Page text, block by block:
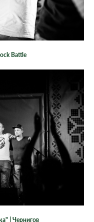
Battle
| Чернигов